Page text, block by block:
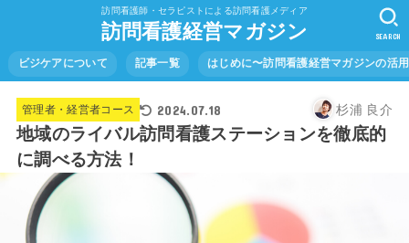
訪問看護師・セラピストによる訪問看護メディア
訪問看護経営マガジン
ビジケアについて 記事一覧 はじめに〜訪問看護経営マガジンの活
SEARCH
管理者・経営者コース 2024.07.18 杉浦 良介
地域のライバル訪問看護ステーションを徹底的
に調べる方法！